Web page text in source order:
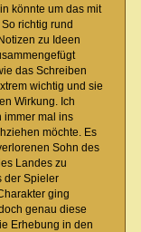
könnte um das mit
richtig rund
zu Ideen
das Schreiben
wichtig und sie
Wirkung. Ich
immer mal ins
möchte. Es
Sohn des
Landes zu
der Spieler
ging
genau diese
Erhebung in den